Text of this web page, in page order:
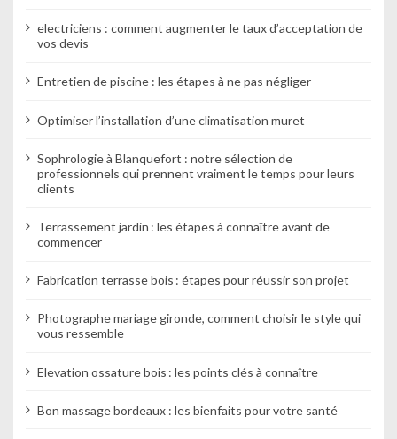
c
e
electriciens : comment augmenter le taux d’acceptation de
vos devis
Entretien de piscine : les étapes à ne pas négliger
Optimiser l’installation d’une climatisation muret
Sophrologie à Blanquefort : notre sélection de
professionnels qui prennent vraiment le temps pour leurs
clients
Terrassement jardin : les étapes à connaître avant de
commencer
Fabrication terrasse bois : étapes pour réussir son projet
Photographe mariage gironde, comment choisir le style qui
vous ressemble
Elevation ossature bois : les points clés à connaître
Bon massage bordeaux : les bienfaits pour votre santé